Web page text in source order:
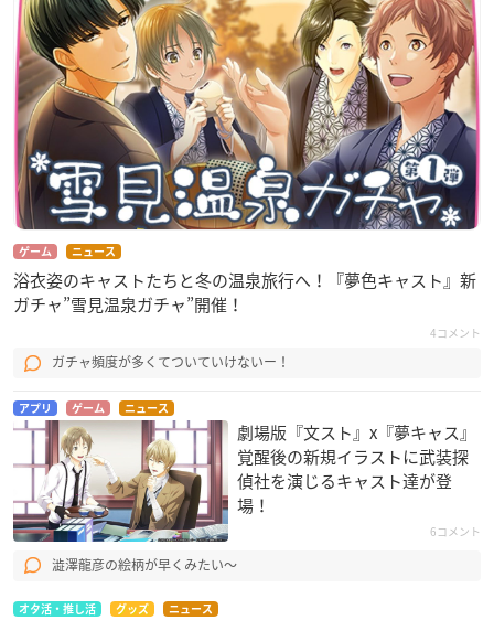
ゲーム ニュース
浴衣姿のキャストたちと冬の温泉旅行へ！『夢色キャスト』新
ガチャ”雪見温泉ガチャ”開催！
4コメント
ガチャ頻度が多くてついていけないー！
アプリ ゲーム ニュース
劇場版『文スト』x『夢キャス』
覚醒後の新規イラストに武装探
偵社を演じるキャスト達が登
場！
6コメント
澁澤龍彦の絵柄が早くみたい〜
オタ活・推し活 グッズ ニュース